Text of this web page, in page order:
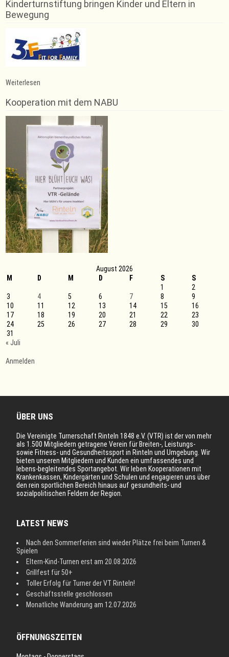
Kinderturnstiftung bringen Kinder und Eltern in
Bewegung
Weiterlesen
des
Jahres
2014
Kooperation mit dem NABU
August 2026
M
D M D F S
S
1
2
3
4 5 6 7 8
9
10
11 12 13 14 15
16
17
18 19 20 21 22
23
24
25 26 27 28 29
30
31
« Juli
Anmelden
ÜBER UNS
Die Vereinigte Turnerschaft Rinteln 1848 e.V. (VTR) ist der von mehr
als 1.500 Mitgliedern getragene Verein für Breiten-, Leistungs-
sowie Fitness- und Gesundheitssport in Rinteln und Umgebung. Wir
bieten unseren Mitgliedern und Kunden ein umfassendes und
lebens-begleitendes Sportangebot. Wir leben Kooperationen mit
Krankenkassen, Kindergärten und Schulen und engagieren uns über
den rein sportlichen Bereich hinaus auf gesundheits- und
sozialpolitischen Feldern der Region.
LATEST NEWS
Nach den Sommerferien sind wieder Plätze frei beim Turnen &
Spielen
Eltern-Kind-Turnen erst am 20.08.2026
Grillfest für 50+
Toller Erfolg für Turner der VT Rinteln!
Geschäftsstelle geschlossen
Monatliche Wanderung am 12.07.2026
ÖFFNUNGSZEITEN